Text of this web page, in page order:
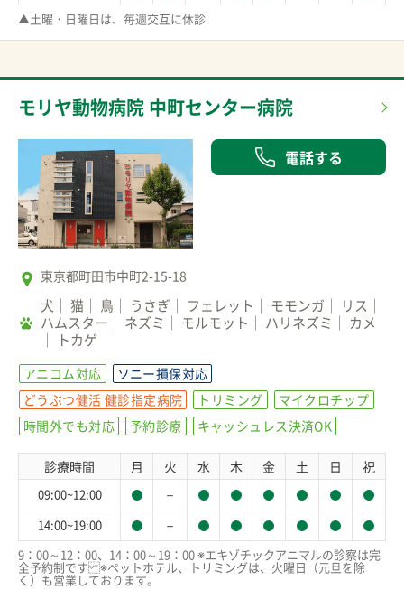
▲土曜・日曜日は、毎週交互に休診
モリヤ動物病院 中町センター病院
電話する
東京都町田市中町2-15-18
犬 猫 鳥 うさぎ フェレット モモンガ
リス
ハムスター
ネズミ モルモット ハリネズミ
カメ
トカゲ
アニコム対応
ソニー損保対応
どうぶつ健活 健診指定病院
トリミング
マイクロチップ
時間外でも対応
予約診療 キャッシュレス決済OK
診療時間 月 火 水 木 金 土 日 祝
09:00~12:00 －
14:00~19:00 －
9：00～12：00、14：00～19：00 ※エキゾチックアニマルの診察は完
全予約制です※ペットホテル、トリミングは、火曜日（元旦を除
く）も営業しております。